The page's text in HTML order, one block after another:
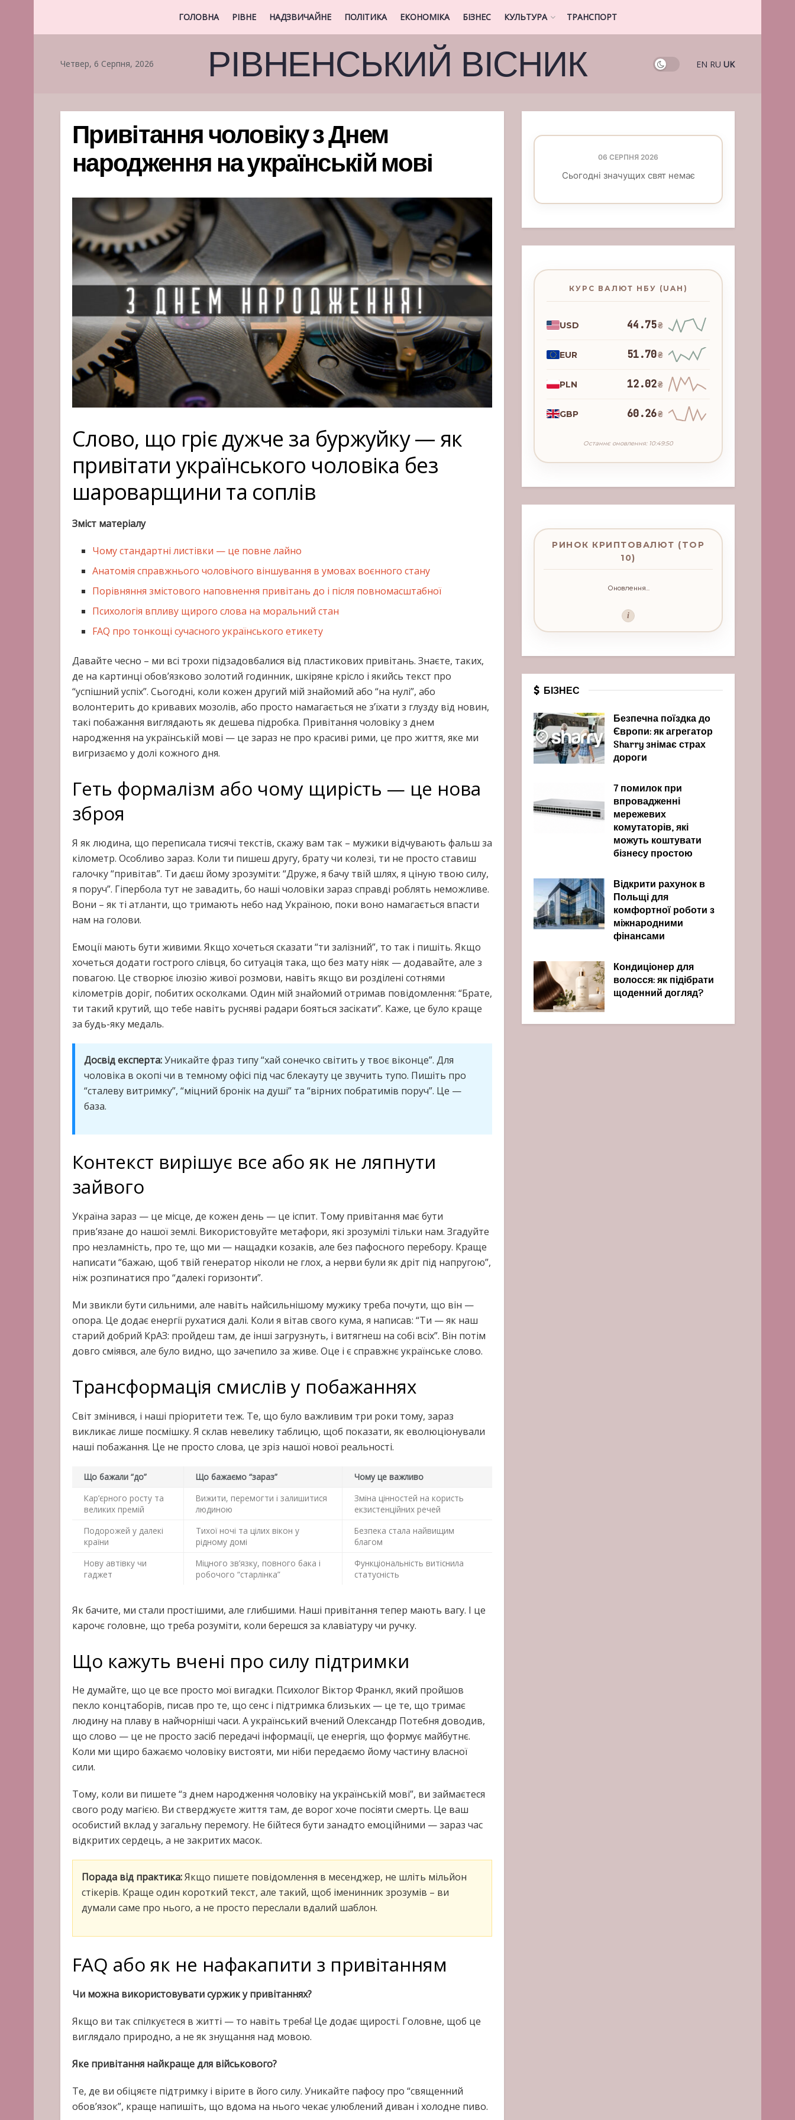
ГОЛОВНА РІВНЕ НАДЗВИЧАЙНЕ ПОЛІТИКА ЕКОНОМІКА БІЗНЕС КУЛЬТУРА ТРАНСПОРТ
Четвер, 6 Серпня, 2026 РІВНЕНСЬКИЙ ВІСНИК EN RU UK
Привітання чоловіку з Днем
народження на українській мові
Слово, що гріє дужче за буржуйку — як
привітати українського чоловіка без
шароварщини та соплів
Зміст матеріалу
Чому стандартні листівки — це повне лайно
Анатомія справжнього чоловічого віншування в умовах воєнного стану
Порівняння змістового наповнення привітань до і після повномасштабної
Психологія впливу щирого слова на моральний стан
FAQ про тонкощі сучасного українського етикету
Давайте чесно – ми всі трохи підзадовбалися від пластикових привітань. Знаєте, таких,
де на картинці обов’язково золотий годинник, шкіряне крісло і якийсь текст про
“успішний успіх”. Сьогодні, коли кожен другий мій знайомий або “на нулі”, або
волонтерить до кривавих мозолів, або просто намагається не з’їхати з глузду від новин,
такі побажання виглядають як дешева підробка. Привітання чоловіку з днем
народження на українській мові — це зараз не про красиві рими, це про життя, яке ми
вигризаємо у долі кожного дня.
Геть формалізм або чому щирість — це нова
зброя
Я як людина, що переписала тисячі текстів, скажу вам так – мужики відчувають фальш за
кілометр. Особливо зараз. Коли ти пишеш другу, брату чи колезі, ти не просто ставиш
галочку “привітав”. Ти даєш йому зрозуміти: “Друже, я бачу твій шлях, я ціную твою силу,
я поруч”. Гіпербола тут не завадить, бо наші чоловіки зараз справді роблять неможливе.
Вони – як ті атланти, що тримають небо над Україною, поки воно намагається впасти
нам на голови.
Емоції мають бути живими. Якщо хочеться сказати “ти залізний”, то так і пишіть. Якщо
хочеться додати гострого слівця, бо ситуація така, що без мату ніяк — додавайте, але з
повагою. Це створює ілюзію живої розмови, навіть якщо ви розділені сотнями
кілометрів доріг, побитих осколками. Один мій знайомий отримав повідомлення: “Брате,
ти такий крутий, що тебе навіть русняві радари бояться засікати”. Каже, це було краще
за будь-яку медаль.
Досвід експерта:Уникайте фраз типу “хай сонечко світить у твоє віконце”. Для
чоловіка в окопі чи в темному офісі під час блекауту це звучить тупо. Пишіть про
“сталеву витримку”, “міцний бронік на душі” та “вірних побратимів поруч”. Це —
база.
Контекст вирішує все або як не ляпнути
зайвого
Україна зараз — це місце, де кожен день — це іспит. Тому привітання має бути
прив’язане до нашої землі. Використовуйте метафори, які зрозумілі тільки нам. Згадуйте
про незламність, про те, що ми — нащадки козаків, але без пафосного перебору. Краще
написати “бажаю, щоб твій генератор ніколи не глох, а нерви були як дріт під напругою”,
ніж розпинатися про “далекі горизонти”.
Ми звикли бути сильними, але навіть найсильнішому мужику треба почути, що він —
опора. Це додає енергії рухатися далі. Коли я вітав свого кума, я написав: “Ти — як наш
старий добрий КрАЗ: пройдеш там, де інші загрузнуть, і витягнеш на собі всіх”. Він потім
довго сміявся, але було видно, що зачепило за живе. Оце і є справжнє українське слово.
Трансформація смислів у побажаннях
Світ змінився, і наші пріоритети теж. Те, що було важливим три роки тому, зараз
викликає лише посмішку. Я склав невелику таблицю, щоб показати, як еволюціонували
наші побажання. Це не просто слова, це зріз нашої нової реальності.
Що бажали “до” Що бажаємо “зараз”
Чому це важливо
Кар’єрного росту та
великих премій
Вижити, перемогти і залишитися
людиною
Зміна цінностей на користь
екзистенційних речей
Подорожей у далекі
країни
Тихої ночі та цілих вікон у
рідному домі
Безпека стала найвищим
благом
Нову автівку чи
гаджет
Міцного зв’язку, повного бака і
робочого “старлінка”
Функціональність витіснила
статусність
Як бачите, ми стали простішими, але глибшими. Наші привітання тепер мають вагу. І це
карочє головне, що треба розуміти, коли берешся за клавіатуру чи ручку.
Що кажуть вчені про силу підтримки
Не думайте, що це все просто мої вигадки. Психолог Віктор Франкл, який пройшов
пекло концтаборів, писав про те, що сенс і підтримка близьких — це те, що тримає
людину на плаву в найчорніші часи. А український вчений Олександр Потебня доводив,
що слово — це не просто засіб передачі інформації, це енергія, що формує майбутнє.
Коли ми щиро бажаємо чоловіку вистояти, ми ніби передаємо йому частину власної
сили.
Тому, коли ви пишете “з днем народження чоловіку на українській мові”, ви займаєтеся
свого роду магією. Ви стверджуєте життя там, де ворог хоче посіяти смерть. Це ваш
особистий вклад у загальну перемогу. Не бійтеся бути занадто емоційними — зараз час
відкритих сердець, а не закритих масок.
Порада від практика:Якщо пишете повідомлення в месенджер, не шліть мільйон
стікерів. Краще один короткий текст, але такий, щоб іменинник зрозумів – ви
думали саме про нього, а не просто переслали вдалий шаблон.
FAQ або як не нафакапити з привітанням
Чи можна використовувати суржик у привітаннях?
Якщо ви так спілкуєтеся в житті — то навіть треба! Це додає щирості. Головне, щоб це
виглядало природно, а не як знущання над мовою.
Яке привітання найкраще для військового?
Те, де ви обіцяєте підтримку і вірите в його силу. Уникайте пафосу про “священний
обов’язок”, краще напишіть, що вдома на нього чекає улюблений диван і холодне пиво.
06 СЕРПНЯ 2026
Сьогодні значущих свят немає
КУРС ВАЛЮТ НБУ (UAH)
USD 44.75₴
EUR 51.70₴
PLN 12.02₴
GBP 60.26₴
Останнє оновлення: 10:49:50
РИНОК КРИПТОВАЛЮТ (TOP
10)
Оновлення...
i
БІЗНЕС
Безпечна поїздка до
Європи: як агрегатор
Sharry знімає страх
дороги
7 помилок при
впровадженні
мережевих
комутаторів, які
можуть коштувати
бізнесу простою
Відкрити рахунок в
Польщі для
комфортної роботи з
міжнародними
фінансами
Кондиціонер для
волосся: як підібрати
щоденний догляд?